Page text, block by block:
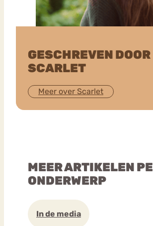
GESCHREVEN DOOR
SCARLET
Meer over Scarlet
MEER ARTIKELEN
ONDERWERP
In de media